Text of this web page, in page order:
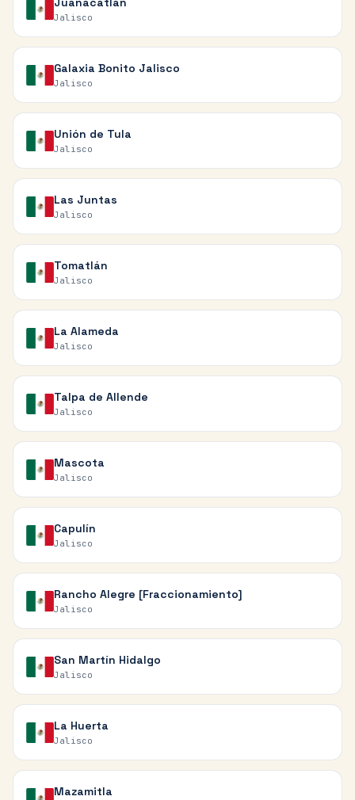
Jalisco
Galaxia Bonito Jalisco
Jalisco
Unión de Tula
Jalisco
Las Juntas
Jalisco
Tomatlán
Jalisco
La Alameda
Jalisco
Talpa de Allende
Jalisco
Mascota
Jalisco
Capulín
Jalisco
Rancho Alegre [Fraccionamiento]
Jalisco
San Martín Hidalgo
Jalisco
La Huerta
Jalisco
Mazamitla